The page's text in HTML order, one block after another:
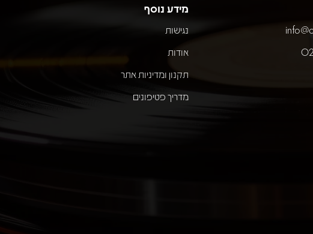
מידע נוסף
נגישות
אודות
תקנון ומדיניות אתר
מדריך פטיפונים